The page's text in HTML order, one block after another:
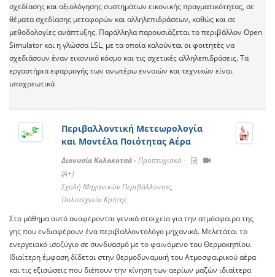
σχεδίασης και αξιολόγησης συστημάτων εικονικής πραγματικότητας, σε
θέματα σχεδίασης μεταφορών και αλληλεπιδράσεων, καθώς και σε
μεθοδολογίες ανάπτυξης. Παράλληλα παρουσιάζεται το περιβάλλον Open
Simulator και η γλώσσα LSL, με τα οποία καλούνται οι φοιτητές να
σχεδιάσουν έναν εικονικό κόσμο και τις σχετικές αλληλεπιδράσεις. Τα
εργαστήρια εφαρμογής των ανωτέρω εννοιών και τεχνικών είναι
υποχρεωτικά
Περιβαλλοντική Μετεωρολογία
και Μοντέλα Ποιότητας Αέρα
Διονυσία Κολοκοτσά -Προπτυχιακό -
(A+)
Σχολή Μηχανικών Περιβάλλοντος,
Πολυτεχνείο Κρήτης
Στο μάθημα αυτό αναφέρονται γενικά στοιχεία για την ατμόσφαιρα της
γης που ενδιαφέρουν ένα περιβαλλοντολόγο μηχανικό. Μελετάται το
ενεργειακό ισοζύγιο σε συνδυασμό με το φαινόμενο του Θερμοκηπίου.
Ιδιαίτερη έμφαση δίδεται στην θερμοδυναμική του Ατμοσφαιρικού αέρα
και τις εξισώσεις που διέπουν την κίνηση των αερίων μαζών ιδιαίτερα